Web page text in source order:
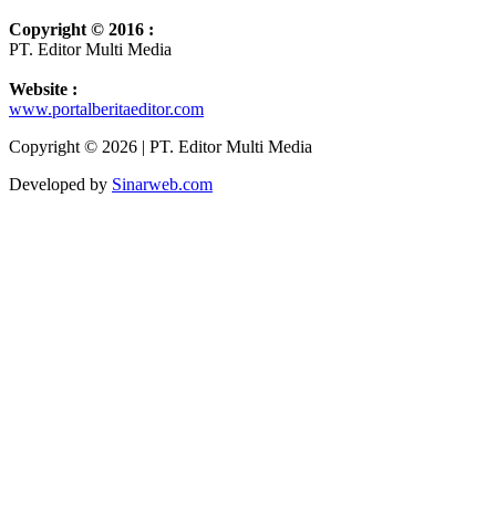
Copyright © 2016 :
PT. Editor Multi Media
Website :
www.portalberitaeditor.com
Copyright © 2026 | PT. Editor Multi Media
Developed by Sinarweb.com